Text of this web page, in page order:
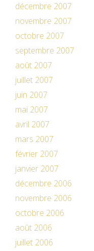
décembre 2007
novembre 2007
octobre 2007
septembre 2007
août 2007
juillet 2007
juin 2007
mai 2007
avril 2007
mars 2007
février 2007
janvier 2007
décembre 2006
novembre 2006
octobre 2006
août 2006
juillet 2006